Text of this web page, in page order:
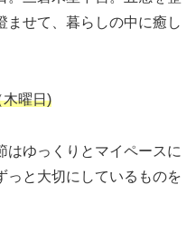
ませて、暮らしの中に癒し
曜日)
はゆっくりとマイペースに
っと大切にしているものを